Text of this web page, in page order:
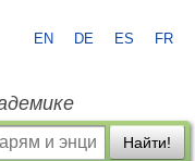
EN DE ES FR
Найти!